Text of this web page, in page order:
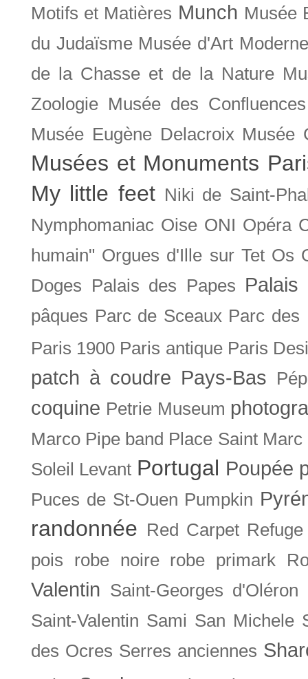
Motifs et Matières Munch Musée
du Judaïsme Musée d'Art
de la Chasse et de la Nature
Zoologie Musée des Confluences
Musée Eugène Delacroix Musée
Musées et Monuments
My little feet Niki de Saint-
Nymphomaniac Oise ONI Opéra
humain" Orgues d'Ille sur Tet Os
Doges
Palais des Papes Palais
pâques Parc de Sceaux Parc des
Paris 1900 Paris antique Paris
patch à coudre Pays-Bas
coquine Petrie Museum
Marco Pipe band Place Saint Marc
Soleil Levant Portugal Poupée
Puces de St-Ouen Pumpkin
randonnée Red Carpet Refuge
pois
robe noire robe primark
Valentin Saint-Georges d'Oléron
Saint-Valentin Sami San Michele
des Ocres Serres anciennes